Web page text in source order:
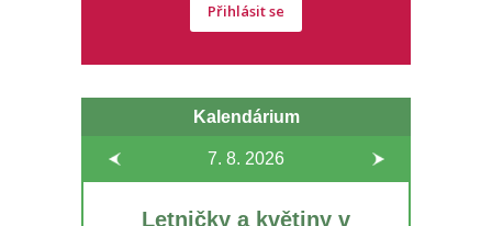
Přihlásit se
Kalendárium
7. 8. 2026
Letničky a květiny v